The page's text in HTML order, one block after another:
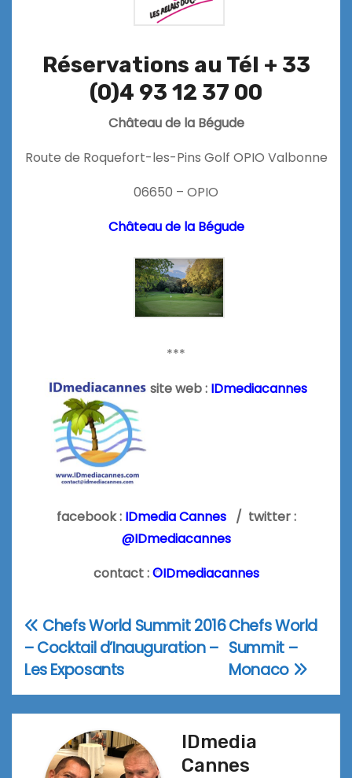
Réservations au Tél + 33
(0)4 93 12 37 00
Château de la Bégude
Route de Roquefort-les-Pins Golf OPIO Valbonne
06650 – OPIO
Château de la Bégude
***
site web : IDmediacannes
facebook : IDmedia Cannes / twitter :
@IDmediacannes
contact :©IDmediacannes
Navigation
de
l’article
Chefs World
Summit –
Monaco
Chefs World Summit 2016
– Cocktail d’Inauguration –
Les Exposants
IDmedia
Cannes